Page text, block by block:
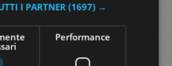
I PARTNER (1697) →
Performance